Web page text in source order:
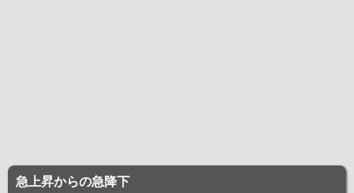
急上昇からの急降下